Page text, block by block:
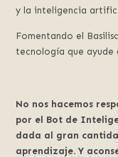
y la inteligencia
Fomentando el
tecnología que ayude
No nos hacemos
por el Bot de
dada al gran
aprendizaje. Y